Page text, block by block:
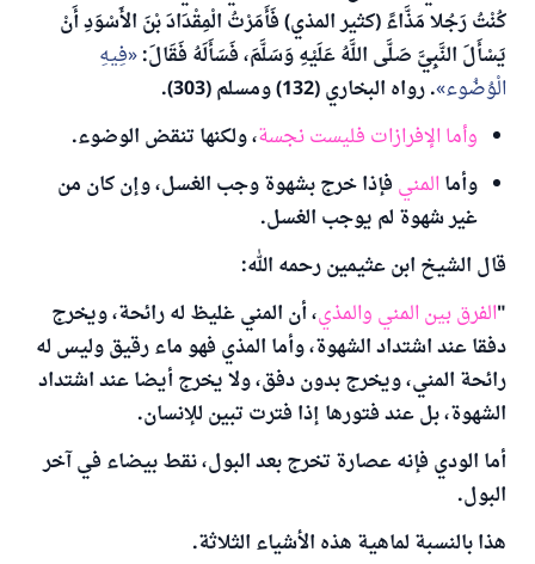
كُنْتُ رَجُلا مَذَّاءً (كثير المذي) فَأَمَرْتُ الْمِقْدَادَ بْنَ الأَسْوَدِ أَنْ
يَسْأَلَ النَّبِيَّ صَلَّى اللَّهُ عَلَيْهِ وَسَلَّمَ، فَسَأَلَهُ فَقَالَ: فِيهِ
الْوُضُوء . رواه البخاري (132) ومسلم (303).
وأما الإفرازات فليست نجسة، ولكنها تنقض الوضوء.
وأماالمني فإذا خرج بشهوة وجب الغسل، وإن كان من
غير شهوة لم يوجب الغسل.
قال الشيخ ابن عثيمين رحمه الله:
"الفرق بين المني والمذي، أن المني غليظ له رائحة، ويخرج
دفقا عند اشتداد الشهوة، وأما المذي فهو ماء رقيق وليس له
رائحة المني، ويخرج بدون دفق، ولا يخرج أيضا عند اشتداد
الشهوة، بل عند فتورها إذا فترت تبين للإنسان.
أما الودي فإنه عصارة تخرج بعد البول، نقط بيضاء في آخر
البول.
هذا بالنسبة لماهية هذه الأشياء الثلاثة.